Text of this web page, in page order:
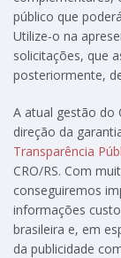
público que
Utilize-o na
solicitações, que
posteriormente,
A atual gestão do
direção da
Transparência
CRO/RS. Com
conseguiremos
informações
brasileira e, em
da publicidade